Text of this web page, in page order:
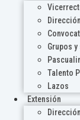
Grupos
Talento
Lazos
Extensión